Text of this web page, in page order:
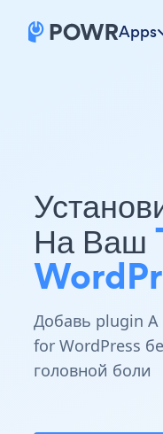
Apps
На Ваш
Добавь plugin A
for WordPress
головной боли